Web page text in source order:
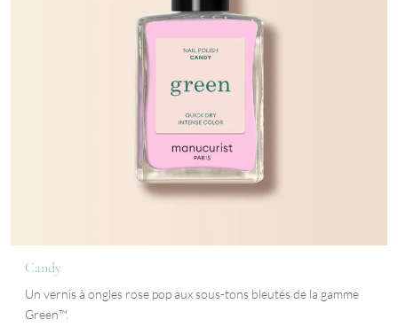
Candy
Un vernis à ongles rose pop aux sous-tons bleutés de la gamme
Green™.